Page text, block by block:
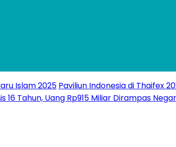
Islam 2025 Paviliun Indonesia di Thaifex
16 Tahun, Uang Rp915 Miliar Dirampas